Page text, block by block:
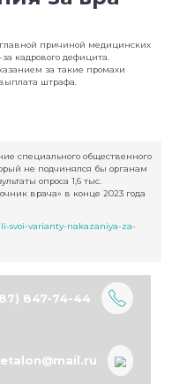
за
из-за кадрового
что наказанием за такие
или выплата штрафа.
который не
результаты опроса 1,6
«Справочник врача» в
predlojili-svoi-varianty-